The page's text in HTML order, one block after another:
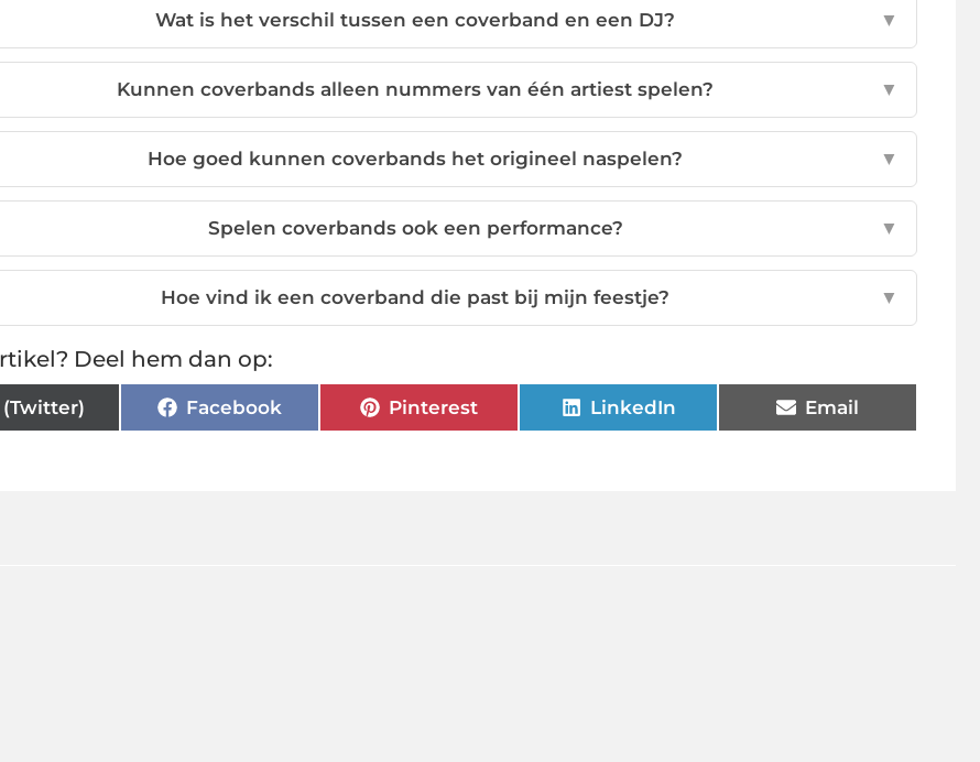
Wat is het verschil tussen een coverband en een DJ? ▼
Kunnen coverbands alleen nummers van één artiest spelen? ▼
Hoe goed kunnen coverbands het origineel naspelen? ▼
Spelen coverbands ook een performance? ▼
Hoe vind ik een coverband die past bij mijn feestje? ▼
Deel hem dan op:
(Twitter) Facebook Pinterest LinkedIn Email